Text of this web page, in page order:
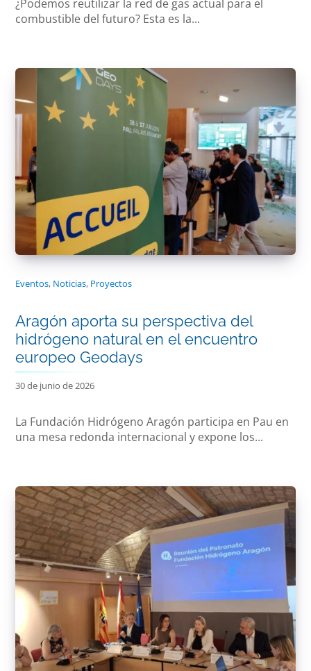
¿Podemos reutilizar la red de gas actual para el
combustible del futuro? Esta es la...
Eventos, Noticias, Proyectos
Aragón aporta su perspectiva del
hidrógeno natural en el encuentro
europeo Geodays
30 de junio de 2026
La Fundación Hidrógeno Aragón participa en Pau en
una mesa redonda internacional y expone los...